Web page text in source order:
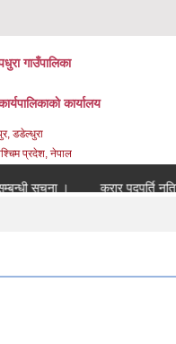
गाउँपालिका
कार्यालय
डडेल्धुरा
प्रदेश, नेपाल
सुचना ।
करार पदपुर्ति नतिजा